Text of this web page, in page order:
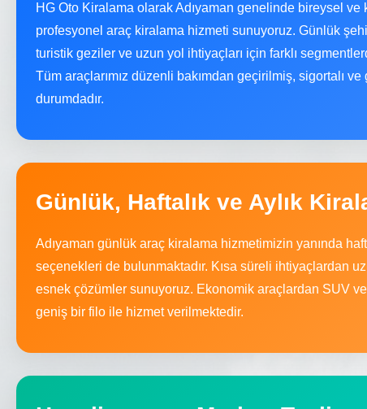
HG Oto Kiralama olarak Adıyaman genelinde bireysel ve
profesyonel araç kiralama hizmeti sunuyoruz. Günlük
turistik geziler ve uzun yol ihtiyaçları için farklı
Tüm araçlarımız düzenli bakımdan geçirilmiş, sigortalı
durumdadır.
Günlük, Haftalık ve Aylık
Adıyaman günlük araç kiralama hizmetimizin yanında
seçenekleri de bulunmaktadır. Kısa süreli ihtiyaçlardan
esnek çözümler sunuyoruz. Ekonomik araçlardan SUV
geniş bir filo ile hizmet verilmektedir.